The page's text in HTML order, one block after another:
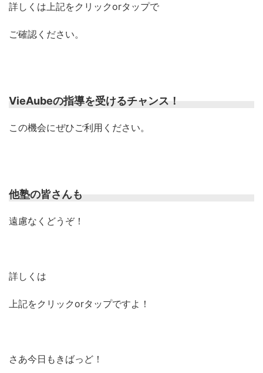
詳しくは上記をクリックorタップで
ご確認ください。
VieAubeの指導を受けるチャンス！
この機会にぜひご利用ください。
他塾の皆さんも
遠慮なくどうぞ！
詳しくは
上記をクリックorタップですよ！
さあ今日もきばっど！